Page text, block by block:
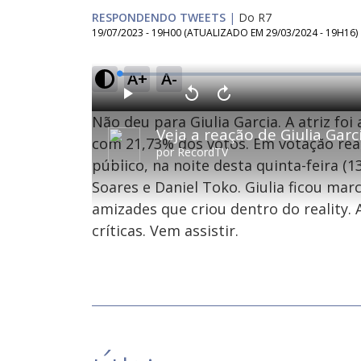
RESPONDENDO TWEETS | Do R7
19/07/2023 - 19H00 (ATUALIZADO EM 29/03/2024 - 19H16)
A+ A-
por RecordTV
P
l
a
y
V
o
l
t
a
r
1
0
s
g
u
d
s
A
v
a
n
ç
a
r
1
0
s
e
g
n
o
s
d
L
o
a
d
e
d
:
.
1
%
Não deu para Giulia Garcia. A atriz
com 21,73% dos votos. Em votação
público, na noite desta quinta-feira
Soares e Daniel Toko. Giulia ficou
amizades que criou dentro do reality.
críticas. Vem assistir.